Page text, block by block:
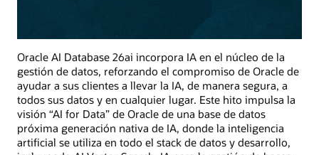
Oracle AI Database 26ai incorpora IA en el núcleo de la
gestión de datos, reforzando el compromiso de Oracle de
ayudar a sus clientes a llevar la IA, de manera segura, a
todos sus datos y en cualquier lugar. Este hito impulsa la
visión “AI for Data” de Oracle de una base de datos
próxima generación nativa de IA, donde la inteligencia
artificial se utiliza en todo el stack de datos y desarrollo,